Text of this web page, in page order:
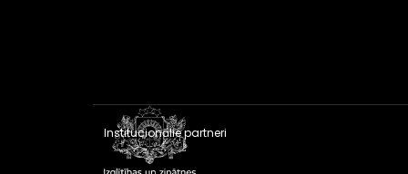
Institucionālie partneri